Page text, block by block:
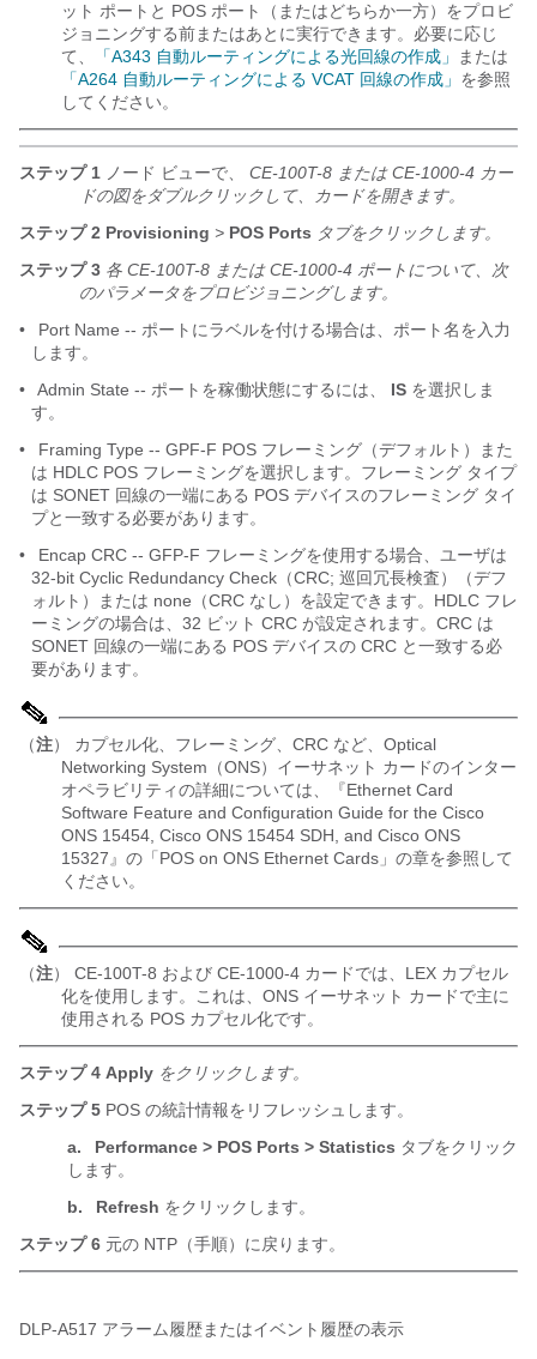
ット ポートと POS ポート（またはどちらか一方）をプロビ
ジョニングする前またはあとに実行できます。必要に応じ
て、
「A343 自動ルーティングによる光回線の作成」
または
「A264 自動ルーティングによる VCAT 回線の作成」 を参照
してください。
ステップ 1 ノード ビューで、
CE-100T-8 または CE-1000-4 カー
ドの図をダブルクリックして、カードを開きます。
ステップ 2 Provisioning > POS Ports タブをクリックします。
ステップ 3 各 CE-100T-8 または CE-1000-4 ポートについて、次
のパラメータをプロビジョニングします。
•
Port Name -- ポートにラベルを付ける場合は、ポート名を入力
します。
•
Admin State -- ポートを稼働状態にするには、 IS を選択しま
す。
•
Framing Type -- GPF-F POS フレーミング（デフォルト）また
は HDLC POS フレーミングを選択します。フレーミング タイプ
は SONET 回線の一端にある POS デバイスのフレーミング タイ
プと一致する必要があります。
•
Encap CRC -- GFP-F フレーミングを使用する場合、ユーザは
32-bit Cyclic Redundancy Check（CRC; 巡回冗長検査）（デフ
ォルト）または none（CRC なし）を設定できます。HDLC フレ
ーミングの場合は、32 ビット CRC が設定されます。CRC は
SONET 回線の一端にある POS デバイスの CRC と一致する必
要があります。
（注） カプセル化、フレーミング、CRC など、Optical
Networking System（ONS）イーサネット カードのインター
オペラビリティの詳細については、『Ethernet Card
Software Feature and Configuration Guide for the Cisco
ONS 15454, Cisco ONS 15454 SDH, and Cisco ONS
15327』の「POS on ONS Ethernet Cards」の章を参照して
ください。
（注） CE-100T-8 および CE-1000-4 カードでは、LEX カプセル
化を使用します。これは、ONS イーサネット カードで主に
使用される POS カプセル化です。
ステップ 4 Apply をクリックします。
ステップ 5 POS の統計情報をリフレッシュします。
a.
Performance > POS Ports > Statistics タブをクリック
します。
b.
Refresh をクリックします。
ステップ 6 元の NTP（手順）に戻ります。
DLP-A517 アラーム履歴またはイベント履歴の表示